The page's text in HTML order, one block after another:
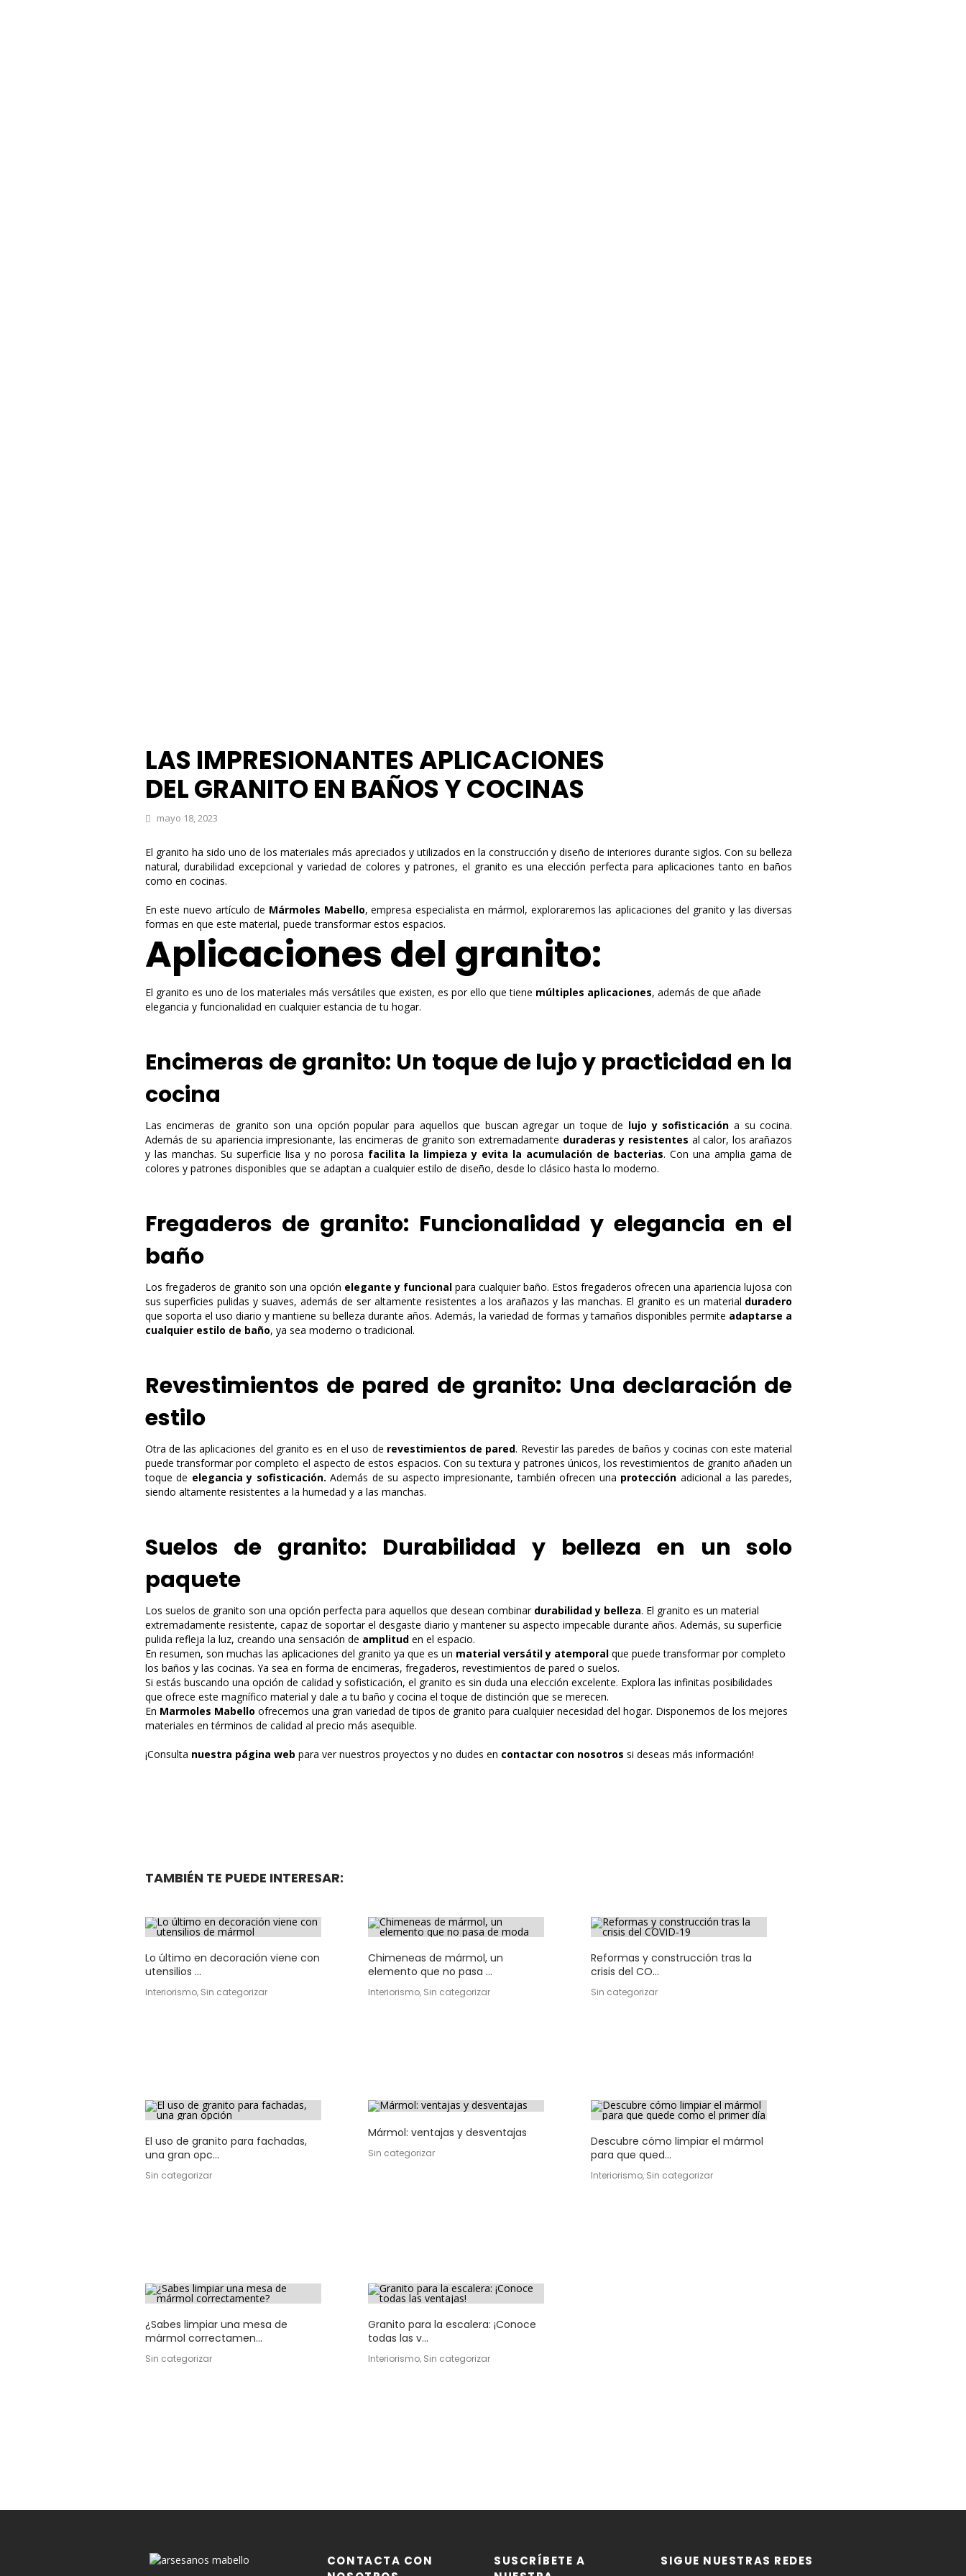
LAS IMPRESIONANTES APLICACIONES
DEL GRANITO EN BAÑOS Y COCINAS
mayo 18, 2023
El granito ha sido uno de los materiales más apreciados y utilizados en la construcción y diseño de interiores durante siglos. Con su belleza
natural, durabilidad excepcional y variedad de colores y patrones, el granito es una elección perfecta para aplicaciones tanto en baños
como en cocinas.
En este nuevo artículo de Mármoles Mabello, empresa especialista en mármol, exploraremos las aplicaciones del granito y las diversas
formas en que este material, puede transformar estos espacios.
Aplicaciones del granito:
El granito es uno de los materiales más versátiles que existen, es por ello que tiene múltiples aplicaciones, además de que añade
elegancia y funcionalidad en cualquier estancia de tu hogar.
Encimeras de granito: Un toque de lujo y practicidad en la
cocina
Las encimeras de granito son una opción popular para aquellos que buscan agregar un toque de lujo y sofisticación a su cocina.
Además de su apariencia impresionante, las encimeras de granito son extremadamente duraderas y resistentes al calor, los arañazos
y las manchas. Su superficie lisa y no porosa facilita la limpieza y evita la acumulación de bacterias. Con una amplia gama de
colores y patrones disponibles que se adaptan a cualquier estilo de diseño, desde lo clásico hasta lo moderno.
Fregaderos de granito: Funcionalidad y elegancia en el
baño
Los fregaderos de granito son una opción elegante y funcional para cualquier baño. Estos fregaderos ofrecen una apariencia lujosa con
sus superficies pulidas y suaves, además de ser altamente resistentes a los arañazos y las manchas. El granito es un material duradero
que soporta el uso diario y mantiene su belleza durante años. Además, la variedad de formas y tamaños disponibles permite adaptarse a
cualquier estilo de baño, ya sea moderno o tradicional.
Revestimientos de pared de granito: Una declaración de
estilo
Otra de las aplicaciones del granito es en el uso de revestimientos de pared. Revestir las paredes de baños y cocinas con este material
puede transformar por completo el aspecto de estos espacios. Con su textura y patrones únicos, los revestimientos de granito añaden un
toque de elegancia y sofisticación. Además de su aspecto impresionante, también ofrecen una protección adicional a las paredes,
siendo altamente resistentes a la humedad y a las manchas.
Suelos de granito: Durabilidad y belleza en un solo
paquete
Los suelos de granito son una opción perfecta para aquellos que desean combinardurabilidad y belleza. El granito es un material
extremadamente resistente, capaz de soportar el desgaste diario y mantener su aspecto impecable durante años. Además, su superficie
pulida refleja la luz, creando una sensación de amplituden el espacio.
En resumen, son muchas las aplicaciones del granito ya que es un material versátil y atemporalque puede transformar por completo
los baños y las cocinas. Ya sea en forma de encimeras, fregaderos, revestimientos de pared o suelos.
Si estás buscando una opción de calidad y sofisticación, el granito es sin duda una elección excelente. Explora las infinitas posibilidades
que ofrece este magnífico material y dale a tu baño y cocina el toque de distinción que se merecen.
En Marmoles Mabello ofrecemos una gran variedad de tipos de granito para cualquier necesidad del hogar. Disponemos de los mejores
materiales en términos de calidad al precio más asequible.
¡Consulta nuestra página web para ver nuestros proyectos y no dudes en contactar con nosotros si deseas más información!
TAMBIÉN TE PUEDE INTERESAR:
Lo último en decoración viene con
utensilios ...
Interiorismo, Sin categorizar
Chimeneas de mármol, un
elemento que no pasa ...
Interiorismo, Sin categorizar
Reformas y construcción tras la
crisis del CO...
Sin categorizar
El uso de granito para fachadas,
una gran opc...
Sin categorizar
Mármol: ventajas y desventajas
Sin categorizar
Descubre cómo limpiar el mármol
para que qued...
Interiorismo, Sin categorizar
¿Sabes limpiar una mesa de
mármol correctamen...
Sin categorizar
Granito para la escalera: ¡Conoce
todas las v...
Interiorismo, Sin categorizar
CONTACTA CON
SUSCRÍBETE A
SIGUE NUESTRAS REDES